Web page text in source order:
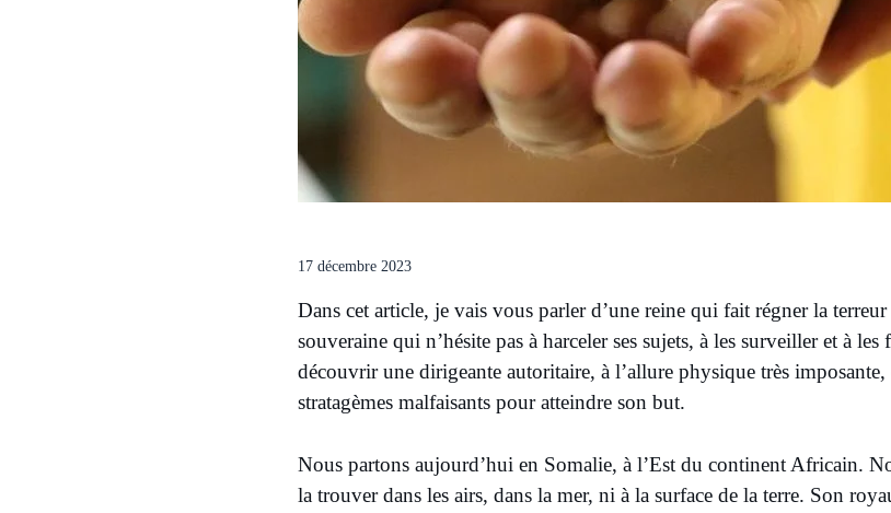
17 décembre 2023
Dans cet article, je vais vous parler d’une reine qui fait régner la
souveraine qui n’hésite pas à harceler ses sujets, à les surveiller et à
découvrir une dirigeante autoritaire, à l’allure physique très imposante,
stratagèmes malfaisants pour atteindre son but.
Nous partons aujourd’hui en Somalie, à l’Est du continent Africain.
la trouver dans les airs, dans la mer, ni à la surface de la terre. Son